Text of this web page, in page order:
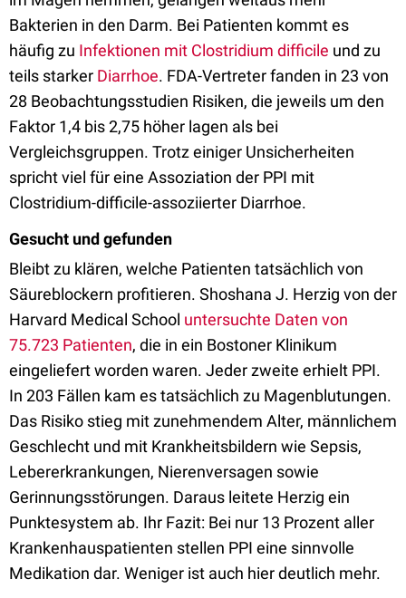
Bakterien in den Darm. Bei Patienten kommt es
häufig zu Infektionen mit Clostridium difficile und zu
teils starker Diarrhoe. FDA-Vertreter fanden in 23 von
28 Beobachtungsstudien Risiken, die jeweils um den
Faktor 1,4 bis 2,75 höher lagen als bei
Vergleichsgruppen. Trotz einiger Unsicherheiten
spricht viel für eine Assoziation der PPI mit
Clostridium-difficile-assoziierter Diarrhoe.
Gesucht und gefunden
Bleibt zu klären, welche Patienten tatsächlich von
Säureblockern profitieren. Shoshana J. Herzig von der
Harvard Medical School untersuchte Daten von
75.723 Patienten, die in ein Bostoner Klinikum
eingeliefert worden waren. Jeder zweite erhielt PPI.
In 203 Fällen kam es tatsächlich zu Magenblutungen.
Das Risiko stieg mit zunehmendem Alter, männlichem
Geschlecht und mit Krankheitsbildern wie Sepsis,
Lebererkrankungen, Nierenversagen sowie
Gerinnungsstörungen. Daraus leitete Herzig ein
Punktesystem ab. Ihr Fazit: Bei nur 13 Prozent aller
Krankenhauspatienten stellen PPI eine sinnvolle
Medikation dar. Weniger ist auch hier deutlich mehr.